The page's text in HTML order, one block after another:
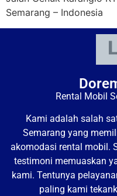
Semarang – Indonesia
Rental Mobil
Kami adalah salah
Semarang yang
akomodasi rental mobil.
testimoni memuaskan
kami. Tentunya
paling kami